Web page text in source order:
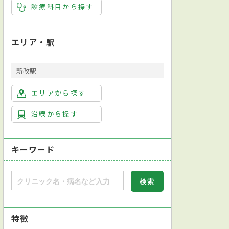
診療科目から探す
エリア・駅
新改駅
エリアから探す
沿線から探す
キーワード
特徴